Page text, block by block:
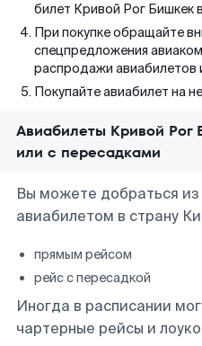
билет Кривой Рог Бишкек
При покупке обращайте
спецпредложения
распродажи авиабилетов
Покупайте авиабилет на
Авиабилеты Кривой Рог
или с пересадками
Вы можете добраться
авиабилетом в страну
прямым рейсом
рейс с пересадкой
Иногда в расписании
чартерные рейсы и